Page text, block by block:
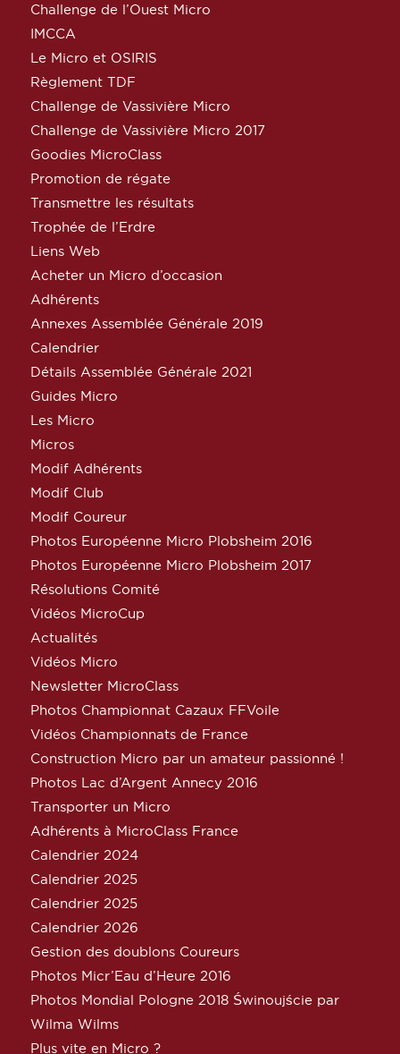
Challenge de l’Ouest Micro
IMCCA
Le Micro et OSIRIS
Règlement TDF
Challenge de Vassivière Micro
Challenge de Vassivière Micro 2017
Goodies MicroClass
Promotion de régate
Transmettre les résultats
Trophée de l’Erdre
Liens Web
Acheter un Micro d’occasion
Adhérents
Annexes Assemblée Générale 2019
Calendrier
Détails Assemblée Générale 2021
Guides Micro
Les Micro
Micros
Modif Adhérents
Modif Club
Modif Coureur
Photos Européenne Micro Plobsheim 2016
Photos Européenne Micro Plobsheim 2017
Résolutions Comité
Vidéos MicroCup
Actualités
Vidéos Micro
Newsletter MicroClass
Photos Championnat Cazaux FFVoile
Vidéos Championnats de France
Construction Micro par un amateur passionné !
Photos Lac d’Argent Annecy 2016
Transporter un Micro
Adhérents à MicroClass France
Calendrier 2024
Calendrier 2025
Calendrier 2025
Calendrier 2026
Gestion des doublons Coureurs
Photos Micr’Eau d’Heure 2016
Photos Mondial Pologne 2018 Świnoujście par
Wilma Wilms
Plus vite en Micro ?